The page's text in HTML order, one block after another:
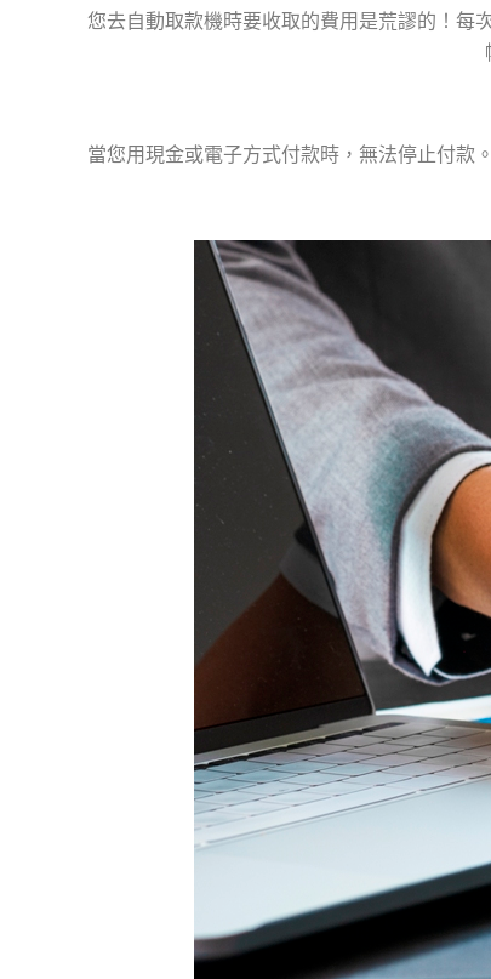
您去自動取款機時要收取的費用是荒謬的！每
當您用現金或電子方式付款時，無法停止付款